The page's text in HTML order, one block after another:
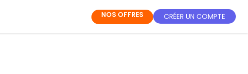
NOS OFFRES CRÉER UN COMPTE